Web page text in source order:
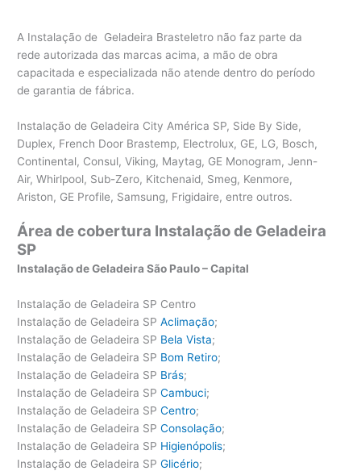
A Instalação de Geladeira Brasteletro não faz parte da
rede autorizada das marcas acima, a mão de obra
capacitada e especializada não atende dentro do período
de garantia de fábrica.
Instalação de Geladeira City América SP, Side By Side,
Duplex, French Door Brastemp, Electrolux, GE, LG, Bosch,
Continental, Consul, Viking, Maytag, GE Monogram, Jenn-
Air, Whirlpool, Sub-Zero, Kitchenaid, Smeg, Kenmore,
Ariston, GE Profile, Samsung, Frigidaire, entre outros.
Área de cobertura Instalação de Geladeira
SP
Instalação de Geladeira São Paulo – Capital
Instalação de Geladeira SP Centro
Instalação de Geladeira SPAclimação;
Instalação de Geladeira SP Bela Vista;
Instalação de Geladeira SP Bom Retiro;
Instalação de Geladeira SP Brás;
Instalação de Geladeira SPCambuci;
Instalação de Geladeira SPCentro;
Instalação de Geladeira SPConsolação;
Instalação de Geladeira SP Higienópolis;
Instalação de Geladeira SPGlicério;